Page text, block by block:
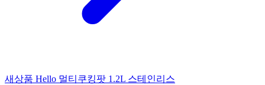
새상품 Hello 멀티쿠킹팟 1.2L 스테인리스